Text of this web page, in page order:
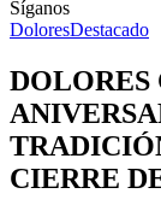
Síganos
DoloresDestacado
DOLORES
CIERRE